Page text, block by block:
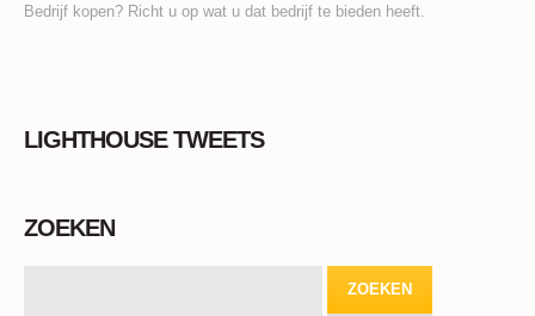
Bedrijf kopen? Richt u op wat u dat bedrijf te bieden heeft.
LIGHTHOUSE TWEETS
ZOEKEN